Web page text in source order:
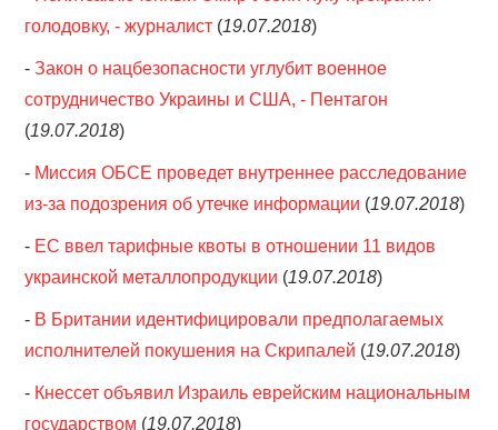
голодовку, - журналист (19.07.2018)
-Закон о нацбезопасности углубит военное
сотрудничество Украины и США, - Пентагон
(19.07.2018)
- Миссия ОБСЕ проведет внутреннее расследование
из-за подозрения об утечке информации (19.07.2018)
- ЕС ввел тарифные квоты в отношении 11 видов
украинской металлопродукции (19.07.2018)
- В Британии идентифицировали предполагаемых
исполнителей покушения на Скрипалей (19.07.2018)
- Кнессет объявил Израиль еврейским национальным
государством (19.07.2018)